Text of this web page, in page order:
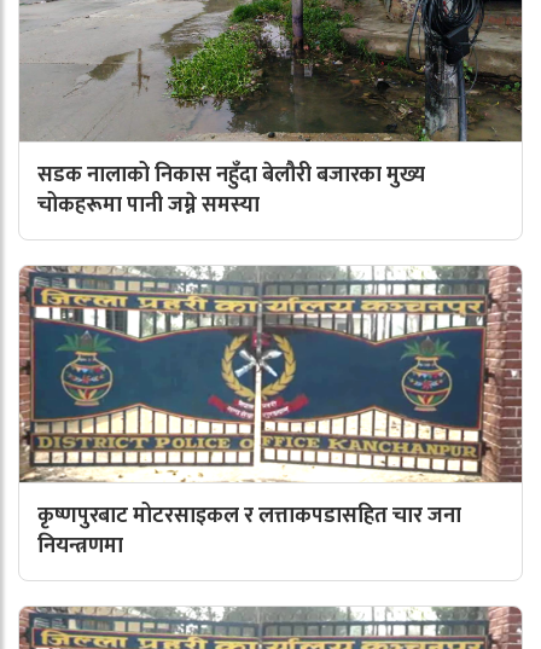
सडक नालाको निकास नहुँदा बेलौरी बजारका मुख्य
चोकहरूमा पानी जम्ने समस्या
कृष्णपुरबाट मोटरसाइकल र लत्ताकपडासहित चार जना
नियन्त्रणमा